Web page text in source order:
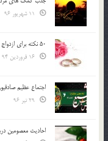
50 نکته برای ازدواج موفق
اجتماع عظیم
احادیث معصومین